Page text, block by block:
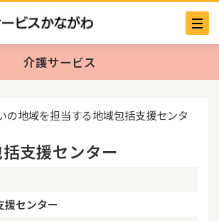
介護サービス
の地域を担当する地域包括支援センタ
支援センター
援センター